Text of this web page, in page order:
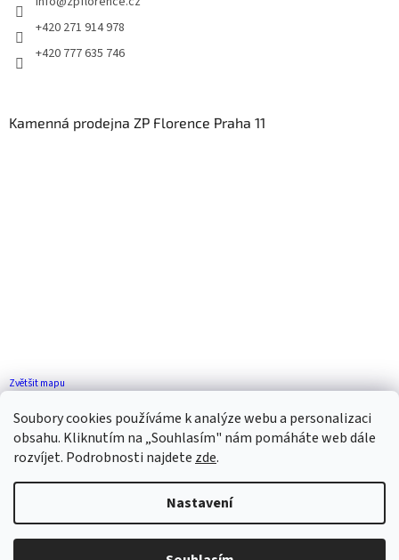
Soubory cookies používáme k analýze webu a personalizaci
obsahu. Kliknutím na „Souhlasím" nám pomáháte web dále
rozvíjet. Podrobnosti najdete zde.
Nastavení
+420 271 914 978
+420 777 635 746
Kamenná prodejna ZP Florence Praha 11
Zvětšit mapu
Vytvořil Shoptet